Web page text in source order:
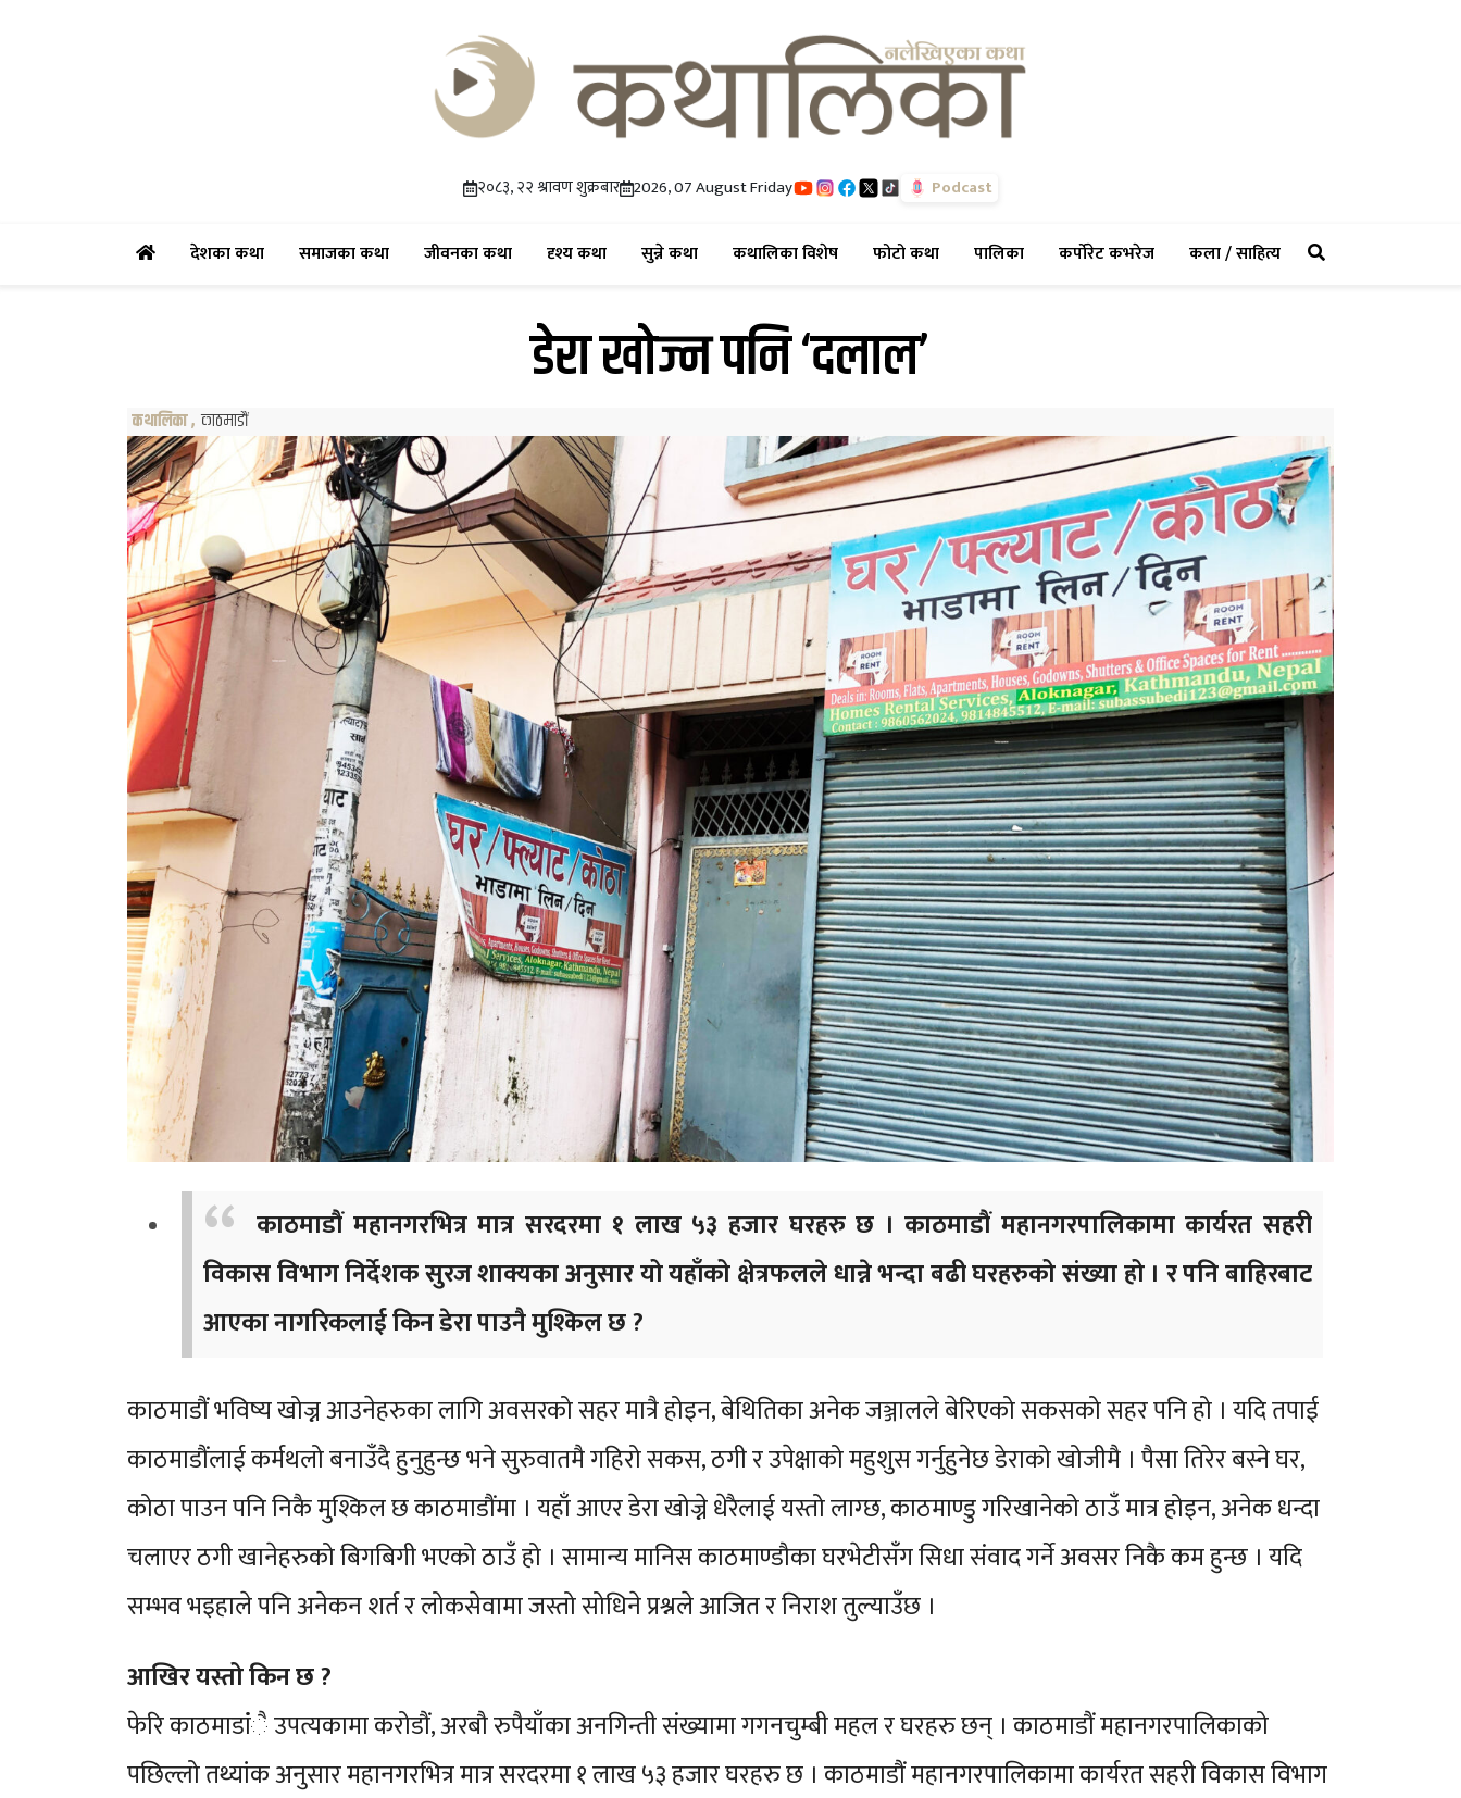
२०८३, २२ श्रावण शुक्रबार 2026, 07 August Friday Podcast
देशका कथा(current)समाजका कथा(current)जीवनका कथा(current)
दृश्य कथा(current)
सुन्ने कथा(current)कथालिका विशेष(current)फोटो कथा(current)
पालिका(current)कर्पोरेट कभरेज(current)कला / साहित्य(current)
डेरा खोज्न पनि ‘दलाल’
कथालिका, काठमाडौं
काठमाडौं महानगरभित्र मात्र सरदरमा १ लाख ५३ हजार घरहरु छ । काठमाडौं महानगरपालिकामा कार्यरत सहरी
विकास विभाग निर्देशक सुरज शाक्यका अनुसार यो यहाँको क्षेत्रफलले धान्ने भन्दा बढी घरहरुको संख्या हो । र पनि बाहिरबाट
आएका नागरिकलाई किन डेरा पाउनै मुश्किल छ ?
काठमाडौं भविष्य खोज्न आउनेहरुका लागि अवसरको सहर मात्रै होइन, बेथितिका अनेक जञ्जालले बेरिएको सकसको सहर पनि हो । यदि तपाई
काठमाडौंलाई कर्मथलो बनाउँदै हुनुहुन्छ भने सुरुवातमै गहिरो सकस, ठगी र उपेक्षाको महुशुस गर्नुहुनेछ डेराको खोजीमै । पैसा तिरेर बस्ने घर,
कोठा पाउन पनि निकै मुश्किल छ काठमाडौंमा । यहाँ आएर डेरा खोज्ने धेरैलाई यस्तो लाग्छ, काठमाण्डु गरिखानेको ठाउँ मात्र होइन, अनेक धन्दा
चलाएर ठगी खानेहरुको बिगबिगी भएको ठाउँ हो । सामान्य मानिस काठमाण्डौका घरभेटीसँग सिधा संवाद गर्ने अवसर निकै कम हुन्छ । यदि
सम्भव भइहाले पनि अनेकन शर्त र लोकसेवामा जस्तो सोधिने प्रश्नले आजित र निराश तुल्याउँछ ।
आखिर यस्तो किन छ ?
फेरि काठमाडांंै उपत्यकामा करोडौं, अरबौ रुपैयाँका अनगिन्ती संख्यामा गगनचुम्बी महल र घरहरु छन् । काठमाडौं महानगरपालिकाको
पछिल्लो तथ्यांक अनुसार महानगरभित्र मात्र सरदरमा १ लाख ५३ हजार घरहरु छ । काठमाडौं महानगरपालिकामा कार्यरत सहरी विकास विभाग